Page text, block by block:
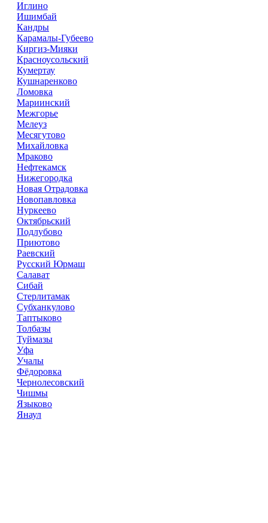
Иглино
Ишимбай
Кандры
Карамалы-Губеево
Киргиз-Мияки
Красноусольский
Кумертау
Кушнаренково
Ломовка
Мариинский
Межгорье
Мелеуз
Месягутово
Михайловка
Мраково
Нефтекамск
Нижегородка
Новая Отрадовка
Новопавловка
Нуркеево
Октябрьский
Подлубово
Приютово
Раевский
Русский Юрмаш
Салават
Сибай
Стерлитамак
Субханкулово
Таптыково
Толбазы
Туймазы
Уфа
Учалы
Фёдоровка
Чернолесовский
Чишмы
Языково
Янаул